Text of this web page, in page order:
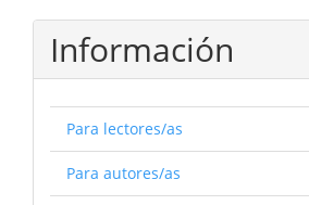
Información
Para lectores/as
Para autores/as